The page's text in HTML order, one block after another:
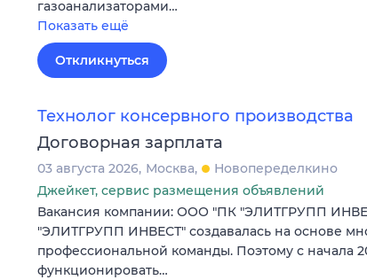
газоанализаторами…
Показать ещё
Откликнуться
Технолог консервного производства
Договорная зарплата
03 августа 2026 Москва
Новопеределкино
Джейкет, сервис размещения объявлений
Вакансия компании: ООО "ПК "ЭЛИТГРУПП
"ЭЛИТГРУПП ИНВЕСТ" создавалась на основе
профессиональной команды. Поэтому с начала
функционировать…